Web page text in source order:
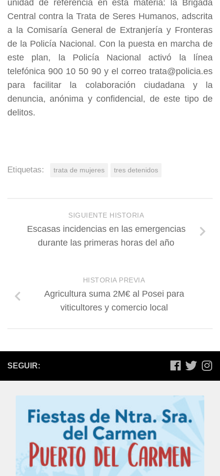
unidad de referencia en esta materia: la Brigada
Central contra la Trata de Seres Humanos, adscrita
a la Comisaría General de Extranjería y Fronteras
de la Policía Nacional. Con la puesta en marcha de
este plan, la Policía Nacional activó la línea
telefónica 900 10 50 90 y el correo trata@policia.es
para facilitar la colaboración ciudadana y la
denuncia, anónima y confidencial, de este tipo de
delitos.
Etiquetas: trata de mujeres tres detenidos
SIGUIENTE HISTORIA
Escasas incidencias en las emergencias
durante las primeras horas del año
HISTORIA PREVIA
Agricultura suma 2M€ al Posei para
viticultores y comercio local
SEGUIR: